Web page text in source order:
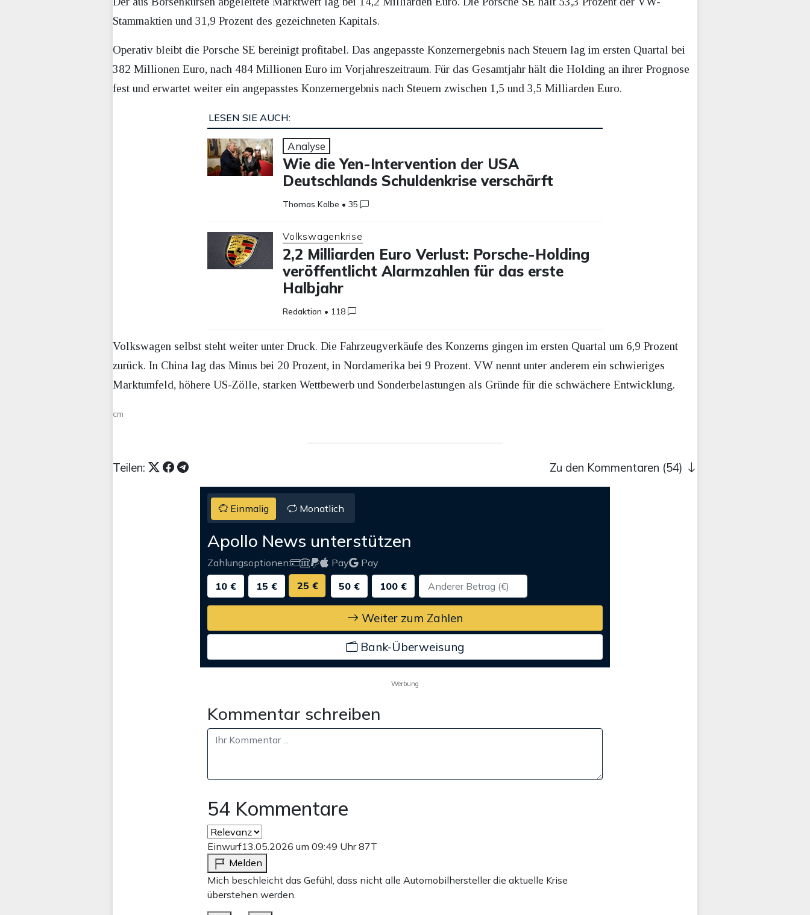
Stammaktien und 31,9 Prozent des gezeichneten Kapitals.
Operativ bleibt die Porsche SE bereinigt profitabel. Das angepasste Konzernergebnis nach Steuern lag im ersten Quartal bei
382 Millionen Euro, nach 484 Millionen Euro im Vorjahreszeitraum. Für das Gesamtjahr hält die Holding an ihrer Prognose
fest und erwartet weiter ein angepasstes Konzernergebnis nach Steuern zwischen 1,5 und 3,5 Milliarden Euro.
LESEN SIE AUCH:
Analyse
Wie die Yen-Intervention der USA
Deutschlands Schuldenkrise verschärft
Thomas Kolbe •35
Volkswagenkrise
2,2 Milliarden Euro Verlust: Porsche-Holding
veröffentlicht Alarmzahlen für das erste
Halbjahr
Redaktion • 118
Volkswagen selbst steht weiter unter Druck. Die Fahrzeugverkäufe des Konzerns gingen im ersten Quartal um 6,9 Prozent
zurück. In China lag das Minus bei 20 Prozent, in Nordamerika bei 9 Prozent. VW nennt unter anderem ein schwieriges
Marktumfeld, höhere US-Zölle, starken Wettbewerb und Sonderbelastungen als Gründe für die schwächere Entwicklung.
cm
Teilen: Zu den Kommentaren (54)
Einmalig Monatlich
Apollo News unterstützen
Zahlungsoptionen: Pay
Pay
10 €
15 € 25 € 50 € 100 €
Weiter zum Zahlen
Bank-Überweisung
Werbung
Kommentar schreiben
54 Kommentare
Einwurf13.05.2026 um 09:49 Uhr87T
Melden
Mich beschleicht das Gefühl, dass nicht alle Automobilhersteller die aktuelle Krise
überstehen werden.